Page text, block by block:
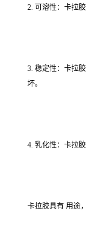
2. 可溶性：卡拉
3. 稳定性：卡拉
坏。
4. 乳化性：卡拉
卡拉胶具有 用途